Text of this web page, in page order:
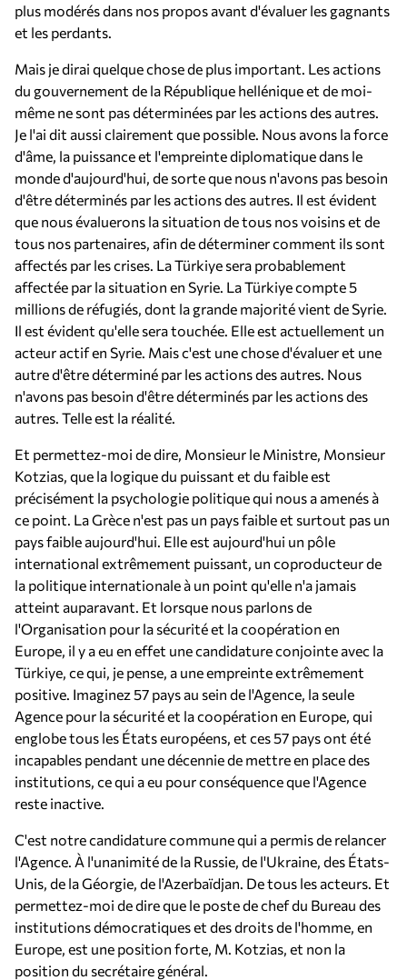
plus modérés dans nos propos avant d'évaluer les gagnants
et les perdants.
Mais je dirai quelque chose de plus important. Les actions
du gouvernement de la République hellénique et de moi-
même ne sont pas déterminées par les actions des autres.
Je l'ai dit aussi clairement que possible. Nous avons la force
d'âme, la puissance et l'empreinte diplomatique dans le
monde d'aujourd'hui, de sorte que nous n'avons pas besoin
d'être déterminés par les actions des autres. Il est évident
que nous évaluerons la situation de tous nos voisins et de
tous nos partenaires, afin de déterminer comment ils sont
affectés par les crises. La Türkiye sera probablement
affectée par la situation en Syrie. La Türkiye compte 5
millions de réfugiés, dont la grande majorité vient de Syrie.
Il est évident qu'elle sera touchée. Elle est actuellement un
acteur actif en Syrie. Mais c'est une chose d'évaluer et une
autre d'être déterminé par les actions des autres. Nous
n'avons pas besoin d'être déterminés par les actions des
autres. Telle est la réalité.
Et permettez-moi de dire, Monsieur le Ministre, Monsieur
Kotzias, que la logique du puissant et du faible est
précisément la psychologie politique qui nous a amenés à
ce point. La Grèce n'est pas un pays faible et surtout pas un
pays faible aujourd'hui. Elle est aujourd'hui un pôle
international extrêmement puissant, un coproducteur de
la politique internationale à un point qu'elle n'a jamais
atteint auparavant. Et lorsque nous parlons de
l'Organisation pour la sécurité et la coopération en
Europe, il y a eu en effet une candidature conjointe avec la
Türkiye, ce qui, je pense, a une empreinte extrêmement
positive. Imaginez 57 pays au sein de l'Agence, la seule
Agence pour la sécurité et la coopération en Europe, qui
englobe tous les États européens, et ces 57 pays ont été
incapables pendant une décennie de mettre en place des
institutions, ce qui a eu pour conséquence que l'Agence
reste inactive.
C'est notre candidature commune qui a permis de relancer
l'Agence. À l'unanimité de la Russie, de l'Ukraine, des États-
Unis, de la Géorgie, de l'Azerbaïdjan. De tous les acteurs. Et
permettez-moi de dire que le poste de chef du Bureau des
institutions démocratiques et des droits de l'homme, en
Europe, est une position forte, M. Kotzias, et non la
position du secrétaire général.